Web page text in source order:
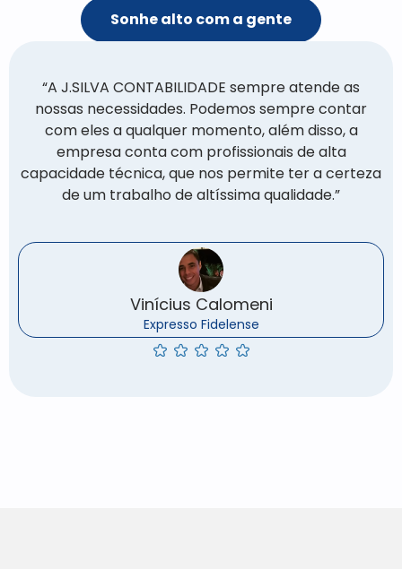
Sonhe alto com a gente
“A J.SILVA CONTABILIDADE sempre atende as
nossas necessidades. Podemos sempre contar
com eles a qualquer momento, além disso, a
empresa conta com profissionais de alta
capacidade técnica, que nos permite ter a certeza
de um trabalho de altíssima qualidade.”
Vinícius Calomeni
Expresso Fidelense